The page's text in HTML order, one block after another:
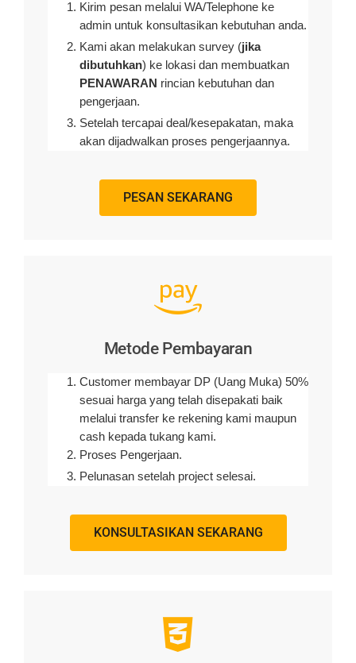
Kirim pesan melalui WA/Telephone ke
admin untuk konsultasikan kebutuhan anda.
Kami akan melakukan survey (jika
dibutuhkan) ke lokasi dan membuatkan
PENAWARAN rincian kebutuhan dan
pengerjaan.
Setelah tercapai deal/kesepakatan, maka
akan dijadwalkan proses pengerjaannya.
PESAN SEKARANG
Metode Pembayaran
Customer membayar DP (Uang Muka) 50%
sesuai harga yang telah disepakati baik
melalui transfer ke rekening kami maupun
cash kepada tukang kami.
Proses Pengerjaan.
Pelunasan setelah project selesai.
KONSULTASIKAN SEKARANG